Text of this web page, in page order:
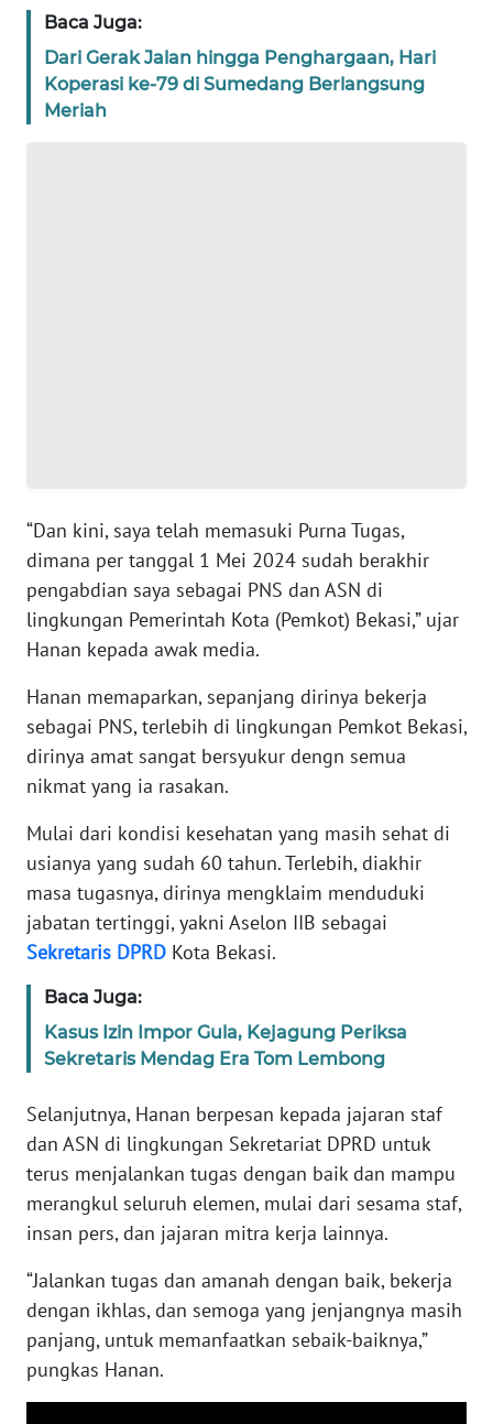
Baca Juga:
Dari Gerak Jalan hingga Penghargaan, Hari
Koperasi ke-79 di Sumedang Berlangsung
Meriah
“Dan kini, saya telah memasuki Purna Tugas,
dimana per tanggal 1 Mei 2024 sudah berakhir
pengabdian saya sebagai PNS dan ASN di
lingkungan Pemerintah Kota (Pemkot) Bekasi,” ujar
Hanan kepada awak media.
Hanan memaparkan, sepanjang dirinya bekerja
sebagai PNS, terlebih di lingkungan Pemkot Bekasi,
dirinya amat sangat bersyukur dengn semua
nikmat yang ia rasakan.
Mulai dari kondisi kesehatan yang masih sehat di
usianya yang sudah 60 tahun. Terlebih, diakhir
masa tugasnya, dirinya mengklaim menduduki
jabatan tertinggi, yakni Aselon IIB sebagai
Sekretaris DPRD Kota Bekasi.
Baca Juga:
Kasus Izin Impor Gula, Kejagung Periksa
Sekretaris Mendag Era Tom Lembong
Selanjutnya, Hanan berpesan kepada jajaran staf
dan ASN di lingkungan Sekretariat DPRD untuk
terus menjalankan tugas dengan baik dan mampu
merangkul seluruh elemen, mulai dari sesama staf,
insan pers, dan jajaran mitra kerja lainnya.
“Jalankan tugas dan amanah dengan baik, bekerja
dengan ikhlas, dan semoga yang jenjangnya masih
panjang, untuk memanfaatkan sebaik-baiknya,”
pungkas Hanan.
SUMUT
WN
JAKARTA
WN
PAPUA
BARAT
WN
WN
SERAMBI
WN
SULTRA
WN
WN
WN
SULBAR
WN
WN
SUMBAR